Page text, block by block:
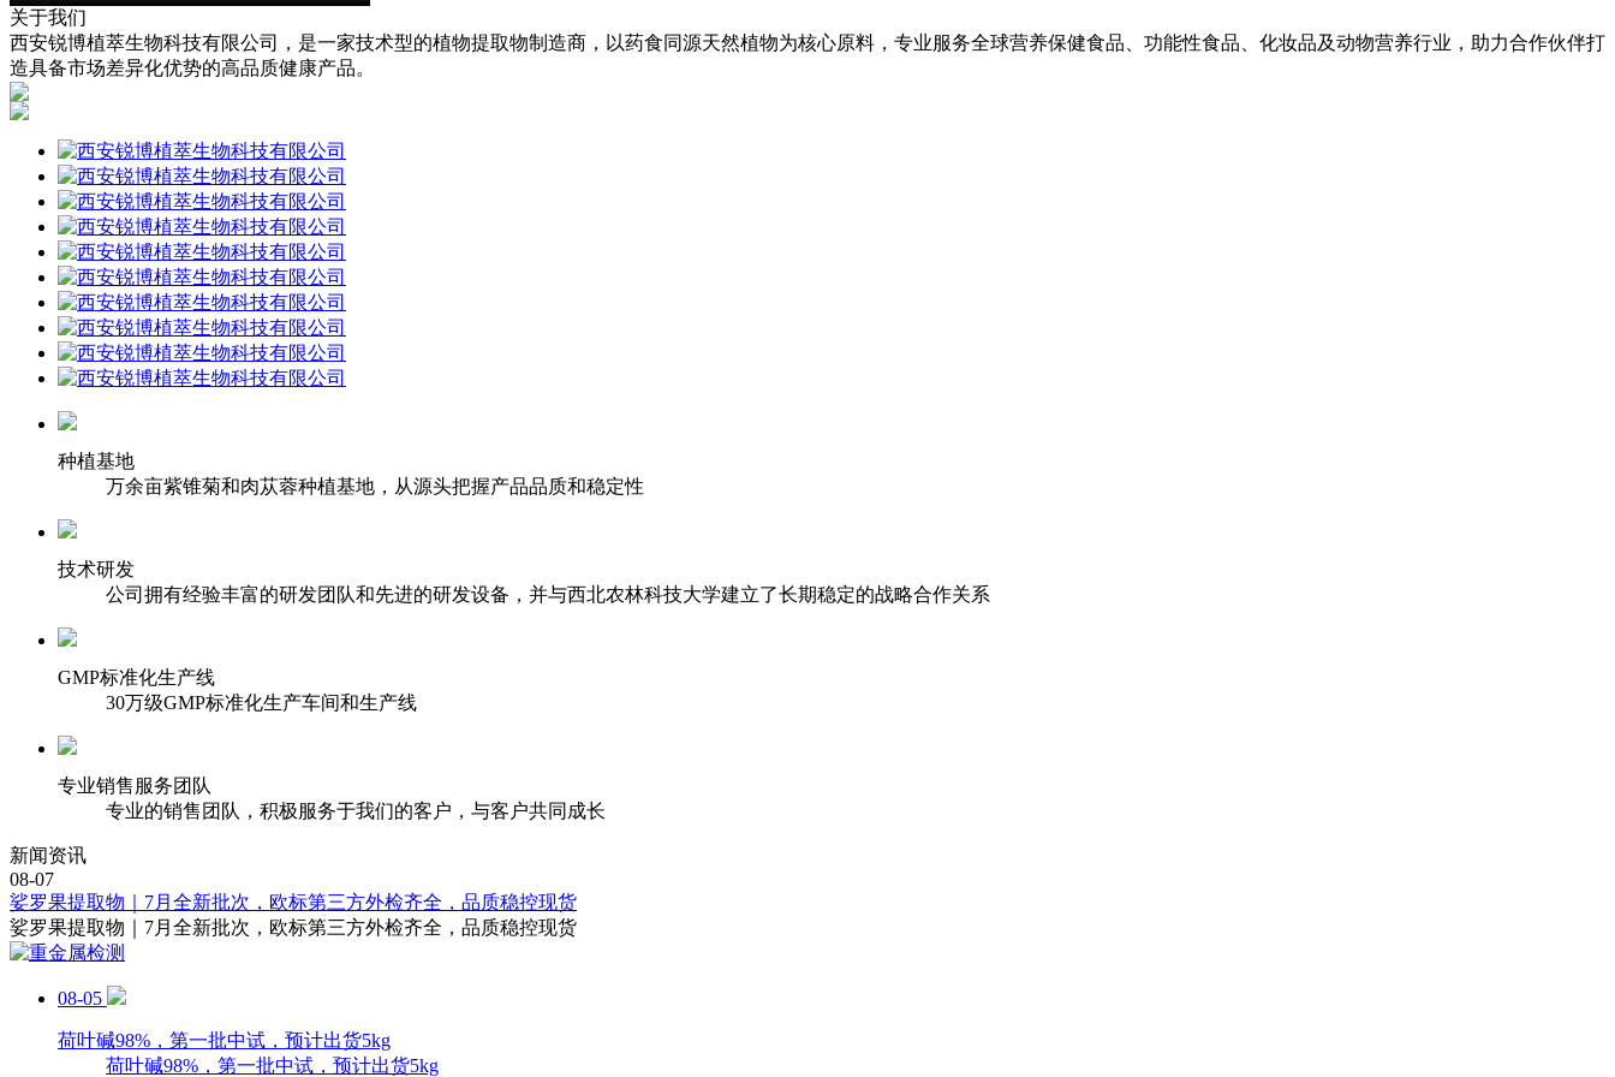
关于我们
西安锐博植萃生物科技有限公司，是一家技术型的植物提取物制造商，以药食同源天然植物为核心原料，专业服务全球营养保健食品、功能性食品、化妆品及动物营养行业，助力合作伙伴打
造具备市场差异化优势的高品质健康产品。
种植基地
万余亩紫锥菊和肉苁蓉种植基地，从源头把握产品品质和稳定性
技术研发
公司拥有经验丰富的研发团队和先进的研发设备，并与西北农林科技大学建立了长期稳定的战略合作关系
GMP标准化生产线
30万级GMP标准化生产车间和生产线
专业销售服务团队
专业的销售团队，积极服务于我们的客户，与客户共同成长
新闻资讯
08-07
娑罗果提取物｜7月全新批次，欧标第三方外检齐全，品质稳控现货
娑罗果提取物｜7月全新批次，欧标第三方外检齐全，品质稳控现货
08-05
荷叶碱98%，第一批中试，预计出货5kg
荷叶碱98%，第一批中试，预计出货5kg